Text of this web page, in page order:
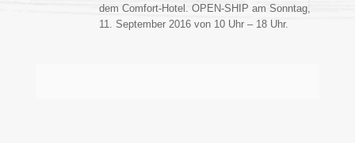
dem Comfort-Hotel. OPEN-SHIP am Sonntag,
11. September 2016 von 10 Uhr – 18 Uhr.